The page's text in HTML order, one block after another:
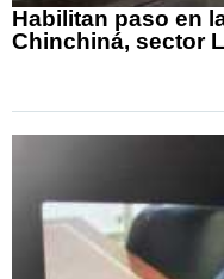
Habilitan paso en
Chinchiná, sector